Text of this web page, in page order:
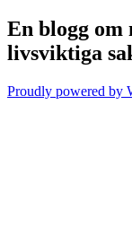
En blogg om
livsviktiga
Proudly powered by